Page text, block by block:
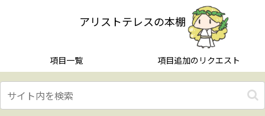
アリストテレスの本棚
項目一覧 項目追加のリクエスト